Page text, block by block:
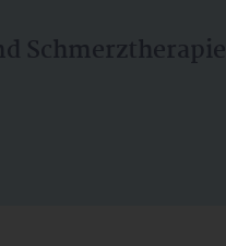
Schmerztherapie